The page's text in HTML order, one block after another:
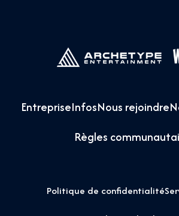
EntrepriseInfosNous rejoindre
Règles
Politique de confidentialité